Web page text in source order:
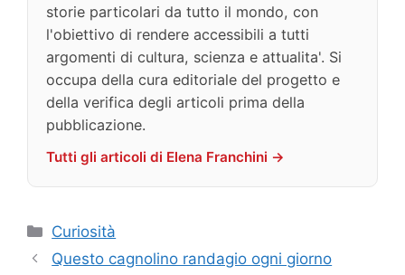
storie particolari da tutto il mondo, con
l'obiettivo di rendere accessibili a tutti
argomenti di cultura, scienza e attualita'. Si
occupa della cura editoriale del progetto e
della verifica degli articoli prima della
pubblicazione.
Tutti gli articoli di Elena Franchini →
Categorie
Curiosità
Questo cagnolino randagio ogni giorno